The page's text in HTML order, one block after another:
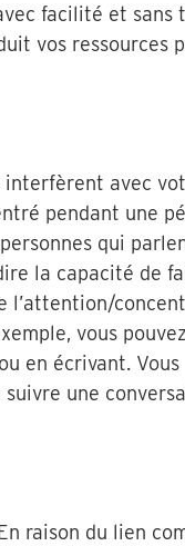
facilité et sans
vos ressources
interfèrent avec
pendant une
qui
la capacité de
l’attention/
vous
en écrivant. Vous
une
raison du lien